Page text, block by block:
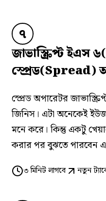
৭
জাভাস্ক্রিপ্ট ইএস
স্প্রেড(Spread)
স্প্রেড অপারেটর
জিনিস। এটা অনেকেই
মনে করে। কিন্তু একটু
করার পর বুঝতে পারবেন
৩মিনিট লাগবে নতুন